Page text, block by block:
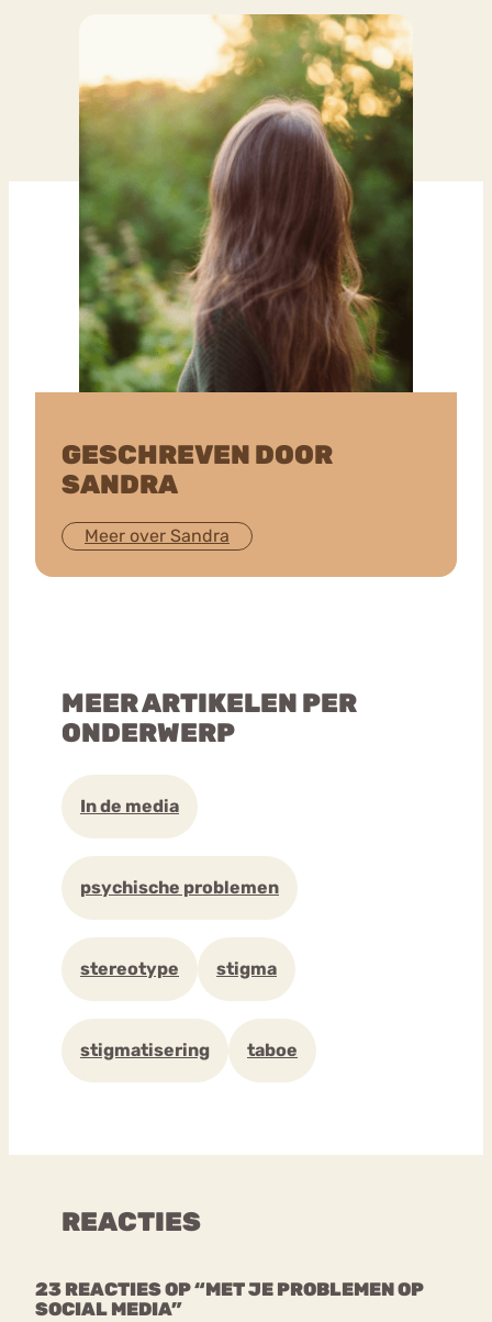
GESCHREVEN DOOR
SANDRA
Meer over Sandra
MEER ARTIKELEN PER
ONDERWERP
In de media
psychische problemen
stereotype stigma
stigmatisering taboe
REACTIES
23 REACTIES OP “MET JE PROBLEMEN OP
SOCIAL MEDIA”